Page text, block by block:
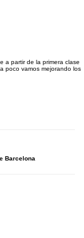
a partir de la primera clase
poco vamos mejorando los
Barcelona